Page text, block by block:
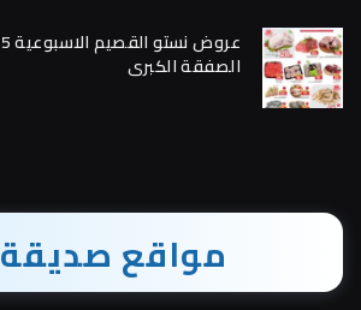
الصفقة الكبرى
مواقع صديقة